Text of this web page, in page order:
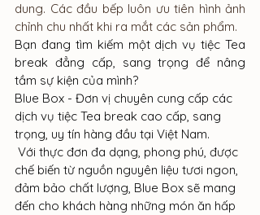
dung. Các đầu bếp luôn ưu tiên hình ảnh
Bạn đang tìm kiếm một dịch vụ tiệc Tea
break đẳng cấp, sang trọng để nâng
tầm sự kiện của mình?
Blue Box - Đơn vị chuyên cung cấp các
dịch vụ tiệc Tea break cao cấp, sang
trọng, uy tín hàng đầu tại Việt Nam.
Với thực đơn đa dạng, phong phú, được
chế biến từ nguồn nguyên liệu tươi ngon,
đảm bảo chất lượng, Blue Box sẽ mang
đến cho khách hàng những món ăn hấp